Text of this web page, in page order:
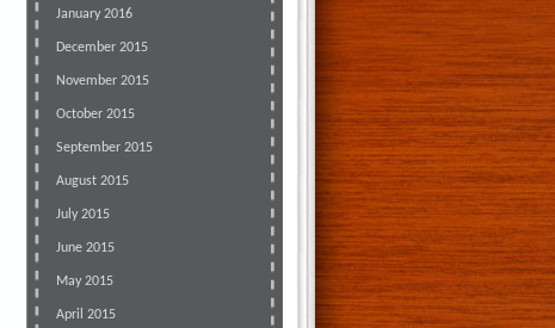
January 2016
December 2015
November 2015
October 2015
September 2015
August 2015
July 2015
June 2015
May 2015
April 2015